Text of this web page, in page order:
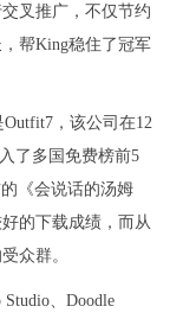
叉推广，不仅节约
帮King稳住了冠军
，该公司在12
了多国免费榜前5
《会说话的汤姆
的下载成绩，而从
众群。
、Doodle